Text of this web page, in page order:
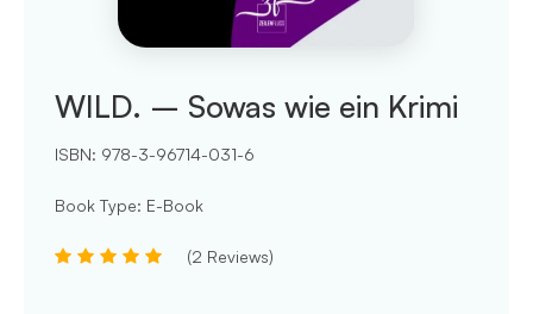
WILD. – Sowas wie ein Krimi
ISBN: 978-3-96714-031-6
Book Type: E-Book
(2 Reviews)